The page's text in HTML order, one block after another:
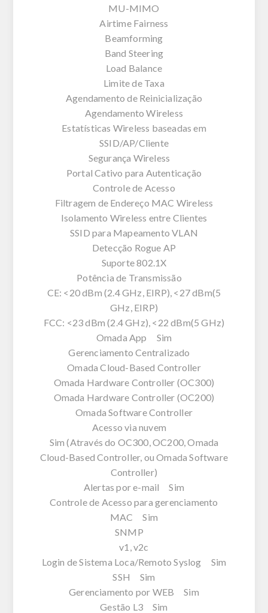
MU-MIMO
Airtime Fairness
Beamforming
Band Steering
Load Balance
Limite de Taxa
Agendamento de Reinicialização
Agendamento Wireless
Estatísticas Wireless baseadas em
SSID/AP/Cliente
Segurança Wireless
Portal Cativo para Autenticação
Controle de Acesso
Filtragem de Endereço MAC Wireless
Isolamento Wireless entre Clientes
SSID para Mapeamento VLAN
Detecção Rogue AP
Suporte 802.1X
Potência de Transmissão
CE: <20 dBm (2.4 GHz, EIRP), <27 dBm(5
GHz, EIRP)
FCC: <23 dBm (2.4 GHz), <22 dBm(5 GHz)
Omada App Sim
Gerenciamento Centralizado
Omada Cloud-Based Controller
Omada Hardware Controller (OC300)
Omada Hardware Controller (OC200)
Omada Software Controller
Acesso via nuvem
Sim (Através do OC300, OC200, Omada
Cloud-Based Controller, ou Omada Software
Controller)
Alertas por e-mail Sim
Controle de Acesso para gerenciamento
MAC Sim
SNMP
v1, v2c
Login de Sistema Loca/Remoto Syslog Sim
SSH Sim
Gerenciamento por WEB Sim
Gestão L3 Sim